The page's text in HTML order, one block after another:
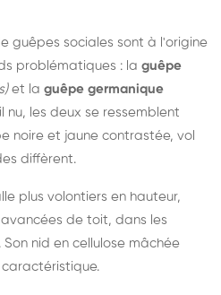
guêpes sociales sont à l'origine
problématiques : la guêpe
et la guêpe germanique
nu, les deux se ressemblent
noire et jaune contrastée, vol
diffèrent.
plus volontiers en hauteur,
de toit, dans les
nid en cellulose mâchée